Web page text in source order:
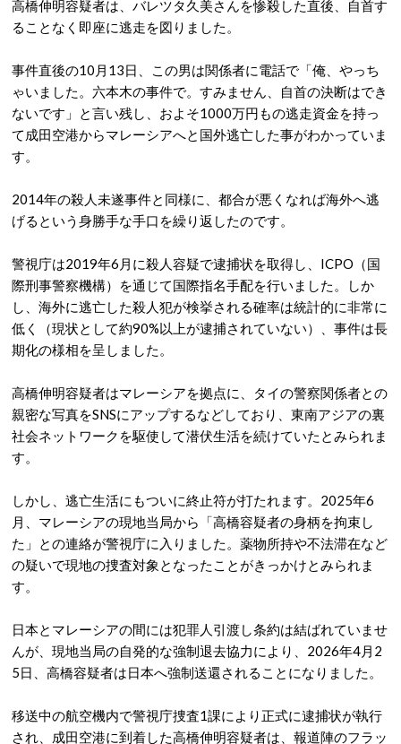
高橋伸明容疑者は、バレツタ久美さんを惨殺した直後、自首す
ることなく即座に逃走を図りました。
事件直後の10月13日、この男は関係者に電話で「俺、やっち
ゃいました。六本木の事件で。すみません、自首の決断はでき
ないです」と言い残し、およそ1000万円もの逃走資金を持っ
て成田空港からマレーシアへと国外逃亡した事がわかっていま
す。
2014年の殺人未遂事件と同様に、都合が悪くなれば海外へ逃
げるという身勝手な手口を繰り返したのです。
警視庁は2019年6月に殺人容疑で逮捕状を取得し、ICPO（国
際刑事警察機構）を通じて国際指名手配を行いました 。しか
し、海外に逃亡した殺人犯が検挙される確率は統計的に非常に
低く（現状として約90%以上が逮捕されていない）、事件は長
期化の様相を呈しました 。
高橋伸明容疑者はマレーシアを拠点に、タイの警察関係者との
親密な写真をSNSにアップするなどしており、東南アジアの裏
社会ネットワークを駆使して潜伏生活を続けていたとみられま
す。
しかし、逃亡生活にもついに終止符が打たれます。2025年6
月、マレーシアの現地当局から「高橋容疑者の身柄を拘束し
た」との連絡が警視庁に入りました 。薬物所持や不法滞在など
の疑いで現地の捜査対象となったことがきっかけとみられま
す。
日本とマレーシアの間には犯罪人引渡し条約は結ばれていませ
んが、現地当局の自発的な強制退去協力により、2026年4月2
5日、高橋容疑者は日本へ強制送還されることになりました 。
移送中の航空機内で警視庁捜査1課により正式に逮捕状が執行
され、成田空港に到着した高橋伸明容疑者は、報道陣のフラッ